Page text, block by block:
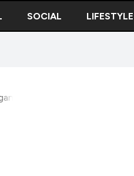
SOCIAL LIFESTYLE
alegerile anul viitor